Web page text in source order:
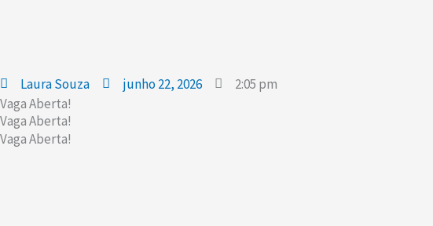
Laura Souza junho 22, 2026
2:05 pm
Vaga Aberta!
Vaga Aberta!
Vaga Aberta!